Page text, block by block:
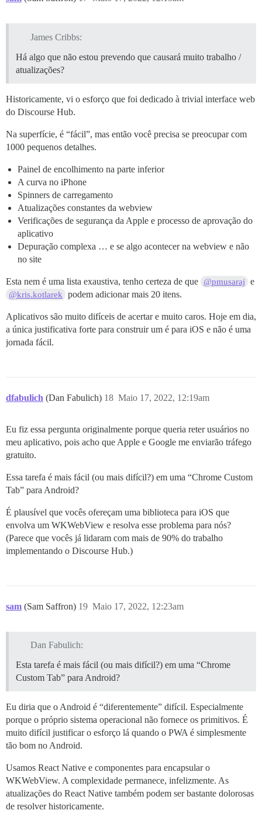
James Cribbs:
Há algo que não estou prevendo que causará muito trabalho /
atualizações?
Historicamente, vi o esforço que foi dedicado à trivial interface web
do Discourse Hub.
Na superfície, é “fácil”, mas então você precisa se preocupar com
1000 pequenos detalhes.
Painel de encolhimento na parte inferior
A curva no iPhone
Spinners de carregamento
Atualizações constantes da webview
Verificações de segurança da Apple e processo de aprovação do
aplicativo
Depuração complexa … e se algo acontecer na webview e não
no site
Esta nem é uma lista exaustiva, tenho certeza de que @pmusaraj e
@kris.kotlarek podem adicionar mais 20 itens.
Aplicativos são muito difíceis de acertar e muito caros. Hoje em dia,
a única justificativa forte para construir um é para iOS e não é uma
jornada fácil.
dfabulich (Dan Fabulich) Maio 17, 2022, 12:19am
18
Eu fiz essa pergunta originalmente porque queria reter usuários no
meu aplicativo, pois acho que Apple e Google me enviarão tráfego
gratuito.
Essa tarefa é mais fácil (ou mais difícil?) em uma “Chrome Custom
Tab” para Android?
É plausível que vocês ofereçam uma biblioteca para iOS que
envolva um WKWebView e resolva esse problema para nós?
(Parece que vocês já lidaram com mais de 90% do trabalho
implementando o Discourse Hub.)
sam (Sam Saffron) Maio 17, 2022, 12:23am
19
Dan Fabulich:
Esta tarefa é mais fácil (ou mais difícil?) em uma “Chrome
Custom Tab” para Android?
Eu diria que o Android é “diferentemente” difícil. Especialmente
porque o próprio sistema operacional não fornece os primitivos. É
muito difícil justificar o esforço lá quando o PWA é simplesmente
tão bom no Android.
Usamos React Native e componentes para encapsular o
WKWebView. A complexidade permanece, infelizmente. As
atualizações do React Native também podem ser bastante dolorosas
de resolver historicamente.